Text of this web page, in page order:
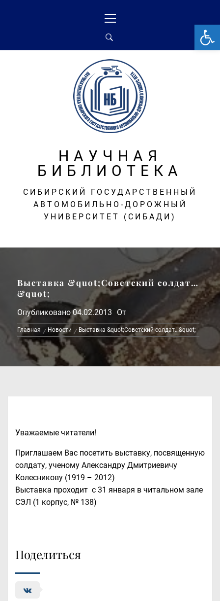
меню
НАУЧНАЯ
БИБЛИОТЕКА
СИБИРСКИЙ ГОСУДАРСТВЕННЫЙ
АВТОМОБИЛЬНО-ДОРОЖНЫЙ
УНИВЕРСИТЕТ (СИБАДИ)
Выставка &quot;Советский солдат…
&quot;
Опубликовано04.02.2013 От
Главная Новости Выставка &quot;Советский солдат…&quot;
Уважаемые читатели!
Приглашаем Вас посетить выставку, посвященную
солдату, ученому Александру Дмитриевичу
Колесникову (1919 – 2012)
Выставка проходит с 31 января в читальном зале
СЭЛ (1 корпус, № 138)
Поделиться